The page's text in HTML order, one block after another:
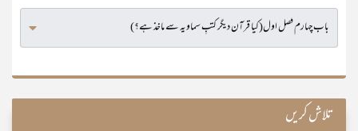
تلاش کریں